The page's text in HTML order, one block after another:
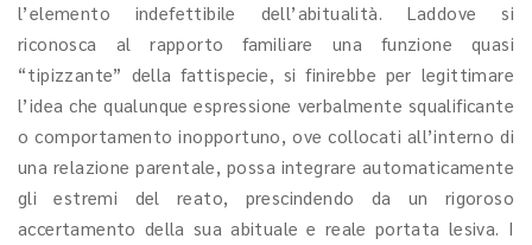
l’elemento indefettibile dell’abitualità. Laddove si
riconosca al rapporto familiare una funzione quasi
“tipizzante” della fattispecie, si finirebbe per legittimare
l’idea che qualunque espressione verbalmente squalificante
o comportamento inopportuno, ove collocati all’interno di
una relazione parentale, possa integrare automaticamente
gli estremi del reato, prescindendo da un rigoroso
accertamento della sua abituale e reale portata lesiva. I